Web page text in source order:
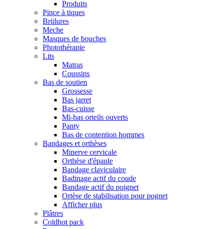
Produits
Pince à tiques
Brülures
Meche
Masques de bouches
Photothérapie
Lits
Matras
Coussins
Bas de soutien
Grossesse
Bas jarret
Bas-cuisse
Mi-bas orteils ouverts
Panty
Bas de contention hommes
Bandages et orthèses
Minerve cervicale
Orthèse d'épaule
Bandage claviculaire
Badinage actif du coude
Bandage actif du poignet
Ortèse de stabilisation pour pognet
Afficher plus
Plâtres
Coldhot pack